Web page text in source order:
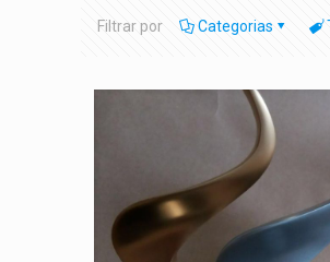
Filtrar por Categorias